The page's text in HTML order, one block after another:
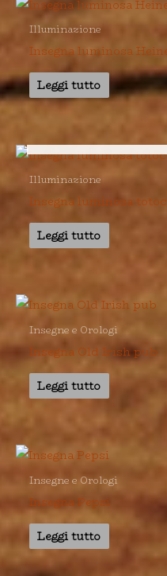
Illuminazione
Insegna luminosa
Leggi tutto
Illuminazione
Insegna luminosa
Leggi tutto
Insegne e Orologi
Insegna Old Irish pub
Leggi tutto
Insegne e Orologi
Insegna Pepsi
Leggi tutto